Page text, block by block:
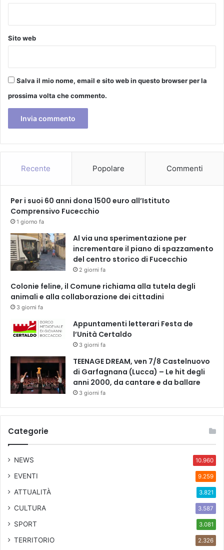
t
f
a
n
Sito web
Salva il mio nome, email e sito web in questo browser per la
prossima volta che commento.
Recente Popolare Commenti
Per i suoi 60 anni dona 1500 euro all’Istituto
Comprensivo Fucecchio
1 giorno fa
Al via una sperimentazione per
incrementare il piano di spazzamento
del centro storico di Fucecchio
2 giorni fa
Colonie feline, il Comune richiama alla tutela degli
animali e alla collaborazione dei cittadini
3 giorni fa
Appuntamenti letterari Festa de
l’Unità Certaldo
3 giorni fa
TEENAGE DREAM, ven 7/8 Castelnuovo
di Garfagnana (Lucca) – Le hit degli
anni 2000, da cantare e da ballare
3 giorni fa
Categorie
NEWS 10.960
EVENTI 9.259
ATTUALITÀ 3.821
CULTURA 3.587
SPORT 3.081
TERRITORIO 2.326